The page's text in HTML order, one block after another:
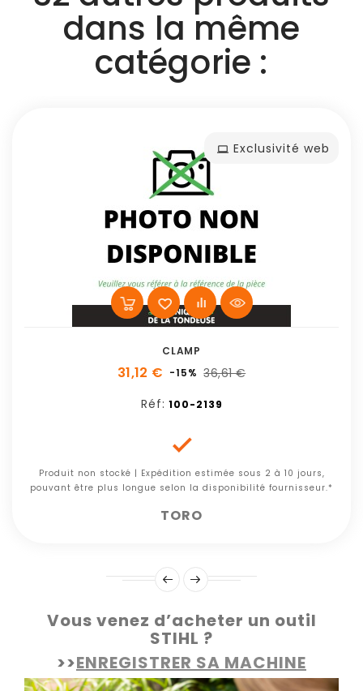
dans la même
catégorie :
Exclusivité web
CLAMP
31,12 € -15% 36,61 €
Réf: 100-2139

Produit non stocké | Expédition estimée sous 2 à 10 jours,
pouvant être plus longue selon la disponibilité fournisseur.*
TORO
Vous venez d’acheter un outil
STIHL ?
>>ENREGISTRER SA MACHINE